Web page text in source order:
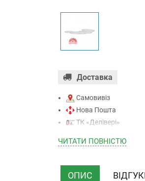
Доставка
Самовивіз
Нова Пошта
ТК «Делівері»
ТК “Justin”
ТК ”УкрПошта”
ЧИТАТИ ПОВНIСТЮ
ОПИС